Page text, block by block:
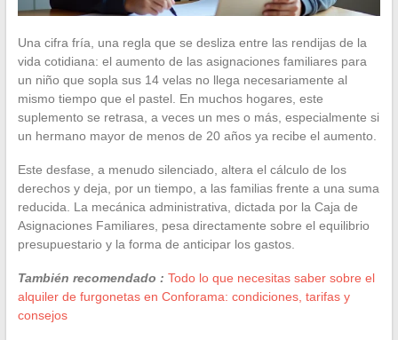
Una cifra fría, una regla que se desliza entre las rendijas de la
vida cotidiana: el aumento de las asignaciones familiares para
un niño que sopla sus 14 velas no llega necesariamente al
mismo tiempo que el pastel. En muchos hogares, este
suplemento se retrasa, a veces un mes o más, especialmente si
un hermano mayor de menos de 20 años ya recibe el aumento.
Este desfase, a menudo silenciado, altera el cálculo de los
derechos y deja, por un tiempo, a las familias frente a una suma
reducida. La mecánica administrativa, dictada por la Caja de
Asignaciones Familiares, pesa directamente sobre el equilibrio
presupuestario y la forma de anticipar los gastos.
También recomendado : Todo lo que necesitas saber sobre el
alquiler de furgonetas en Conforama: condiciones, tarifas y
consejos